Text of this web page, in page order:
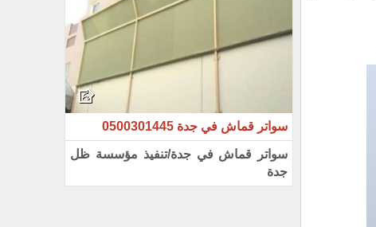
سواتر قماش في جدة 0500301445
سواتر قماش في جدة/تنفيذ مؤسسة ظل
جدة